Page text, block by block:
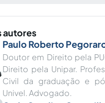
autores
Paulo Roberto
Doutor em Direito pela
Direito pela Unipar.
Civil da graduação e
Univel. Advogado.